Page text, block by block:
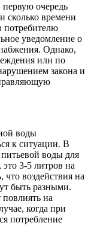
очередь
сколько времени
потребителю
уведомление о
Однако,
или по
закона и
воды
к ситуации. В
воды для
3-5 литров на
что воздействия на
быть разными.
на
когда при
потребление